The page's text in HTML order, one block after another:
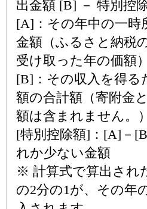
出金額 [B] － 特別控
[A]：その年中の一時
金額（ふるさと納税
受け取った年の価額）
[B]：その収入を得る
額の合計額（寄附金
額は含まれません。）
[特別控除額]：[A]－
れか少ない金額
※ 計算式で算出され
の2分の1が、その年